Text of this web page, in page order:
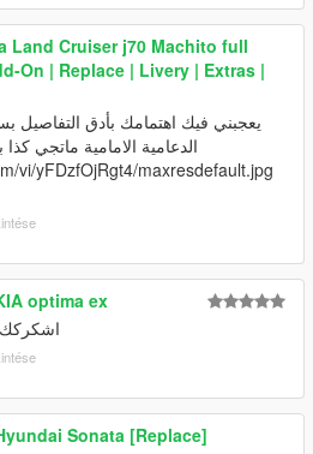
Land Cruiser j70 Machito full
On | Replace | Livery | Extras |
يعجبني فيك اهتمامك بأدق
الدعامية الامامية ماتجي
vi/yFDzfOjRgt4/maxresdefault.jpg
optima ex
اشكركك
Sonata [Replace]